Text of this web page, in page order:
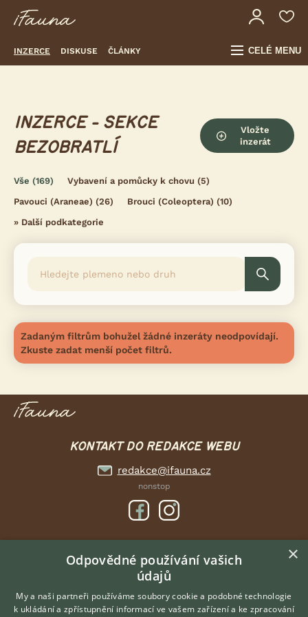
INZERCE DISKUSE ČLÁNKY CELÉ MENU
INZERCE - SEKCE
BEZOBRATLÍ
Vložte
inzerát
Vše (169) Vybavení a pomůcky k chovu (5)
Pavouci (Araneae) (26) Brouci (Coleoptera) (10)
» Další podkategorie
Zadaným filtrům bohužel žádné inzeráty neodpovídají.
Zkuste zadat menší počet filtrů.
KONTAKT DO REDAKCE WEBU
redakce@ifauna.cz
nonstop
DOMOVSKÁ STRÁNKA
INZERCE
DISKUSE
ČLÁNKY
×
Odpovědné používání vašich
údajů
My a naši partneři používáme soubory cookie a podobné technologie
k ukládání a zpřístupnění informací ve vašem zařízení a ke zpracování